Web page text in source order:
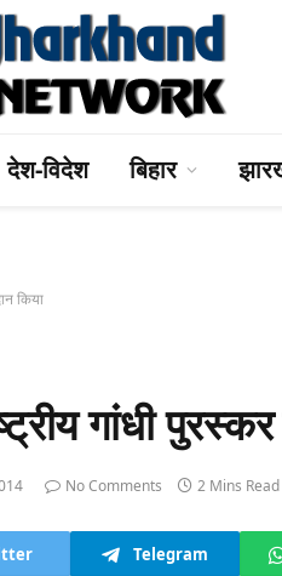
देश-विदेश बिहार
किया
गांधी
No Comments 2 Mins Read
Telegram